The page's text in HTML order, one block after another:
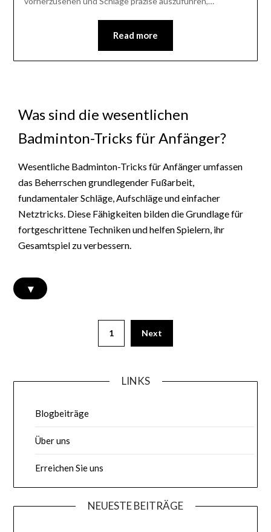
Read more
Was sind die wesentlichen
Badminton-Tricks für Anfänger?
Wesentliche Badminton-Tricks für Anfänger umfassen
das Beherrschen grundlegender Fußarbeit,
fundamentaler Schläge, Aufschläge und einfacher
Netztricks. Diese Fähigkeiten bilden die Grundlage für
fortgeschrittene Techniken und helfen Spielern, ihr
Gesamtspiel zu verbessern.
▾
1 Next
LINKS
Blogbeiträge
Über uns
Erreichen Sie uns
NEUESTE BEITRÄGE